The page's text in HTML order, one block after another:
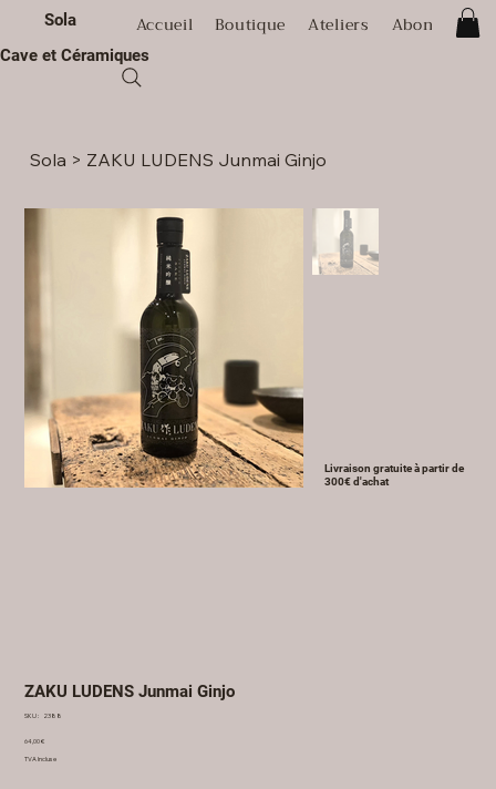
Cave et Céramiques
Sola Accueil Boutique Ateliers
Sola > ZAKU LUDENS Junmai Ginjo
ZAKU LUDENS Junmai Ginjo
SKU :
SKU
2388
Prix
64,00 €
TVA Incluse
Livraison gratuite à partir de
300€ d'achat